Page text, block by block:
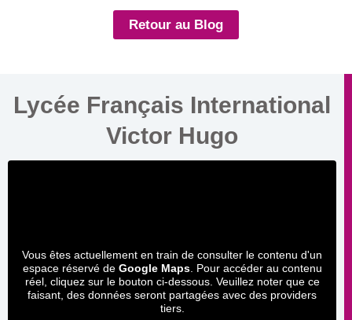
Retour au Blog
Lycée Français International
Victor Hugo
Vous êtes actuellement en train de consulter le contenu d'un
espace réservé de Google Maps. Pour accéder au contenu
réel, cliquez sur le bouton ci-dessous. Veuillez noter que ce
faisant, des données seront partagées avec des providers
tiers.